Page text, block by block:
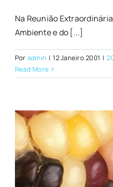
Na Reunião
Ambiente e do [...]
Por admin | 12 Janeiro 2001 |
Read More